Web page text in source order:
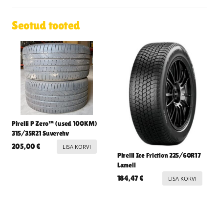
Seotud tooted
Pirelli P Zero™ (used 100KM)
315/35R21 Suverehv
205,00€ LISA KORVI
Pirelli Ice Friction 225/60R17
Lamell
184,47€ LISA KORVI